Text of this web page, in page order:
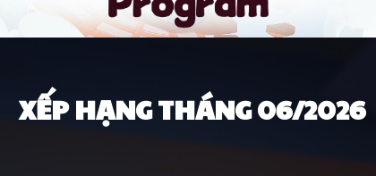
XẾP HẠNG THÁNG 06/2026